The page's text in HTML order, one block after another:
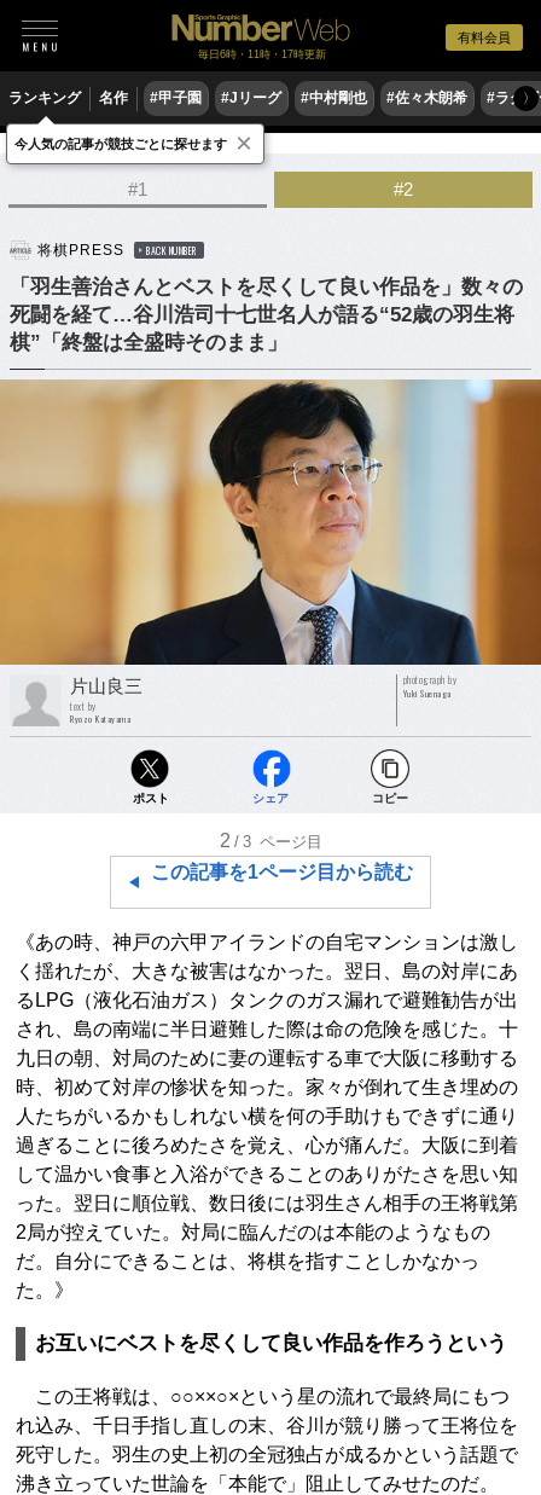
有料会員
毎日6時・11時・17時更新
ランキング 名作 #甲子園 #Jリーグ #中村剛也 #佐々木朗希 #ラグ〉
ゲーム 将棋
#1 #2
将棋PRESS BACK NUMBER
「羽生善治さんとベストを尽くして良い作品を」数々の
死闘を経て…谷川浩司十七世名人が語る“52歳の羽生将
棋”「終盤は全盛時そのまま」
片山良三
text by
Ryozo Katayama
photograph by
Yuki Suenaga
ポスト シェア コピー
2 /3 ページ目
この記事を1ページ目から読む
《あの時、神戸の六甲アイランドの自宅マンションは激し
く揺れたが、大きな被害はなかった。翌日、島の対岸にあ
るLPG（液化石油ガス）タンクのガス漏れで避難勧告が出
され、島の南端に半日避難した際は命の危険を感じた。十
九日の朝、対局のために妻の運転する車で大阪に移動する
時、初めて対岸の惨状を知った。家々が倒れて生き埋めの
人たちがいるかもしれない横を何の手助けもできずに通り
過ぎることに後ろめたさを覚え、心が痛んだ。大阪に到着
して温かい食事と入浴ができることのありがたさを思い知
った。翌日に順位戦、数日後には羽生さん相手の王将戦第
2局が控えていた。対局に臨んだのは本能のようなもの
だ。自分にできることは、将棋を指すことしかなかっ
た。》
お互いにベストを尽くして良い作品を作ろうという
この王将戦は、○○××○×という星の流れで最終局にもつ
れ込み、千日手指し直しの末、谷川が競り勝って王将位を
死守した。羽生の史上初の全冠独占が成るかという話題で
沸き立っていた世論を「本能で」阻止してみせたのだ。
今人気の記事が競技ごとに探せます ×